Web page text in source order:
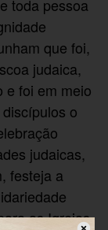
toda pessoa
que foi,
judaica,
e foi em meio
o
judaicas,
festeja a
as Igrejas